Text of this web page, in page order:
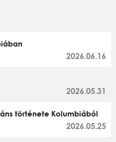
2026.06.16
2026.05.31
története Kolumbiából
2026.05.25